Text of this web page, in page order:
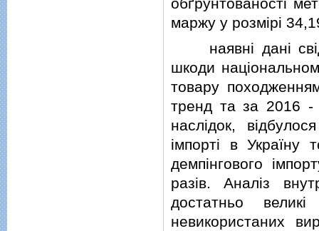
маржу у розмiрi
наявнi данi
шкоди
товару
тренд та за 2016
наслiдок,
iмпортi в Україну
демпiнгового
разiв. Аналiз
достатньо
невикористаних